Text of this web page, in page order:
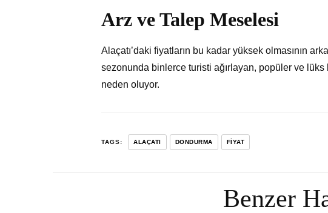
Arz ve Talep Meselesi
Alaçatı’daki fiyatların bu kadar yüksek olmasının
sezonunda binlerce turisti ağırlayan, popüler ve
neden oluyor.
TAGS: ALAÇATI DONDURMA FIYAT
Benzer